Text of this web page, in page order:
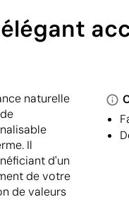
naturelle
Il
d'un
de votre
de valeurs